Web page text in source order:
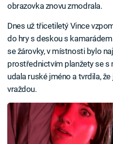
obrazovka znovu zmodrala.
Dnes už třicetiletý Vince
do hry s deskou s
se žárovky, v místnosti bylo
prostřednictvím planžety se s
udala ruské jméno a tvrdila,
vraždou.